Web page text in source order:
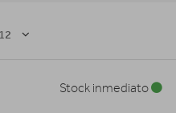
Stock inmediato